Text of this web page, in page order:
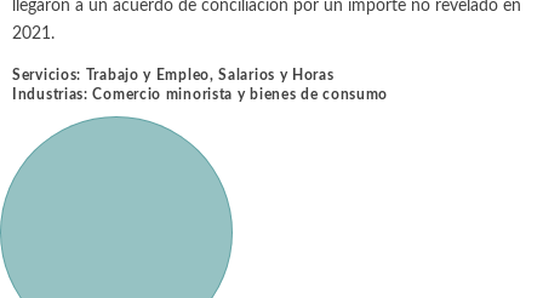
llegaron a un acuerdo de conciliación por un importe no revelado en
2021.
Servicios: Trabajo y Empleo,Salarios y Horas
Industrias:Comercio minorista y bienes de consumo